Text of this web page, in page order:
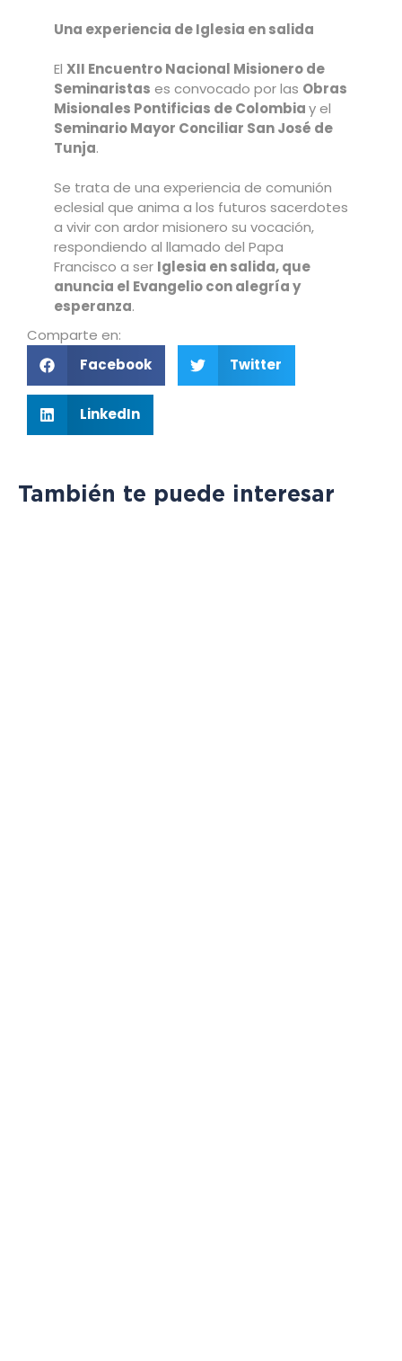
Una experiencia de Iglesia en salida
El XII Encuentro Nacional Misionero de
Seminaristas es convocado por las Obras
Misionales Pontificias de Colombiay el
Seminario Mayor Conciliar San José de
Tunja.
Se trata de una experiencia de comunión
eclesial que anima a los futuros sacerdotes
a vivir con ardor misionero su vocación,
respondiendo al llamado del Papa
Francisco a ser Iglesia en salida, que
anuncia el Evangelio con alegría y
esperanza.
Comparte en:
Facebook
Twitter
LinkedIn
También te puede interesar